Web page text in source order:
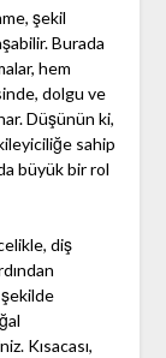
şekil
Burada
hem
dolgu ve
Düşünün ki,
sahip
büyük bir rol
diş
şekilde
Kısacası,